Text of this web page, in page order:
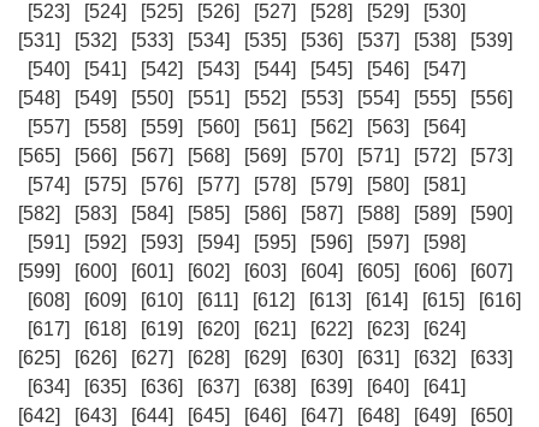
[523]
[524] [525] [526] [527] [528] [529]
[530]
[531]
[532] [533] [534] [535] [536] [537] [538]
[539]
[540]
[541] [542] [543] [544] [545] [546]
[547]
[548]
[549] [550] [551] [552] [553] [554] [555]
[556]
[557]
[558] [559] [560] [561] [562] [563]
[564]
[565]
[566] [567] [568] [569] [570] [571] [572]
[573]
[574]
[575] [576] [577] [578] [579] [580]
[581]
[582]
[583] [584] [585] [586] [587] [588] [589]
[590]
[591]
[592] [593] [594] [595] [596] [597]
[598]
[599]
[600] [601] [602] [603] [604] [605] [606]
[607]
[608]
[609] [610] [611] [612] [613] [614] [615]
[616]
[617]
[618] [619] [620] [621] [622] [623]
[624]
[625]
[626] [627] [628] [629] [630] [631] [632]
[633]
[634]
[635] [636] [637] [638] [639] [640]
[641]
[642]
[643] [644] [645] [646] [647] [648] [649]
[650]